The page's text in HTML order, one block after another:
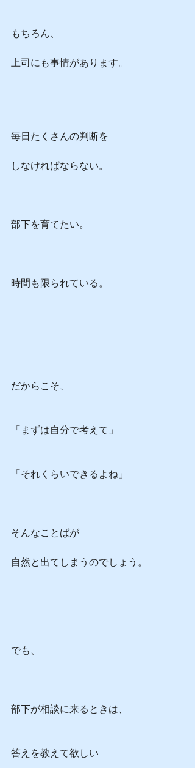
もちろん、
上司にも事情があります。
毎日たくさんの判断を
しなければならない。
部下を育てたい。
時間も限られている。
だからこそ、
「まずは自分で考えて」
「それくらいできるよね」
そんなことばが
自然と出てしまうのでしょう。
でも、
部下が相談に来るときは、
答えを教えて欲しい